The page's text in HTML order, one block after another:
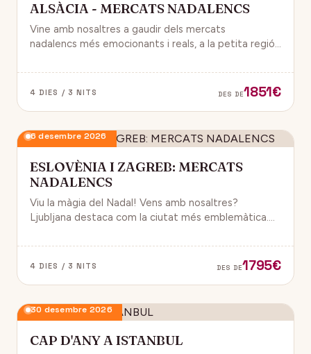
ALSÀCIA - MERCATS NADALENCS
Vine amb nosaltres a gaudir dels mercats
nadalencs més emocionants i reals, a la petita regió
4 DIES / 3 NITS DES DE1851€
6 desembre 2026
ESLOVÈNIA I ZAGREB: MERCATS
NADALENCS
Viu la màgia del Nadal! Vens amb nosaltres?
Ljubljana destaca com la ciutat més emblemàtica.
destinacions nadalenques d’Europa.
4 DIES / 3 NITS DES DE1795€
30 desembre 2026
CAP D'ANY A ISTANBUL